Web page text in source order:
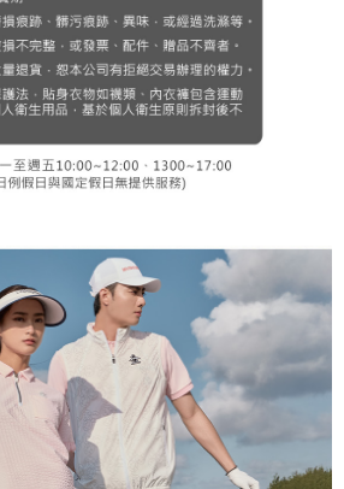
」時，將依據個別帳號之用戶狀況，依本公司即
；若仍有額度不足之情形，本公司將視審查結果
或使用他人資訊註冊。若發現惡意使用之情形，
權停止該用戶之使用額度並採取法律行動。